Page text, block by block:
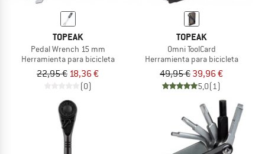
TOPEAK
Pedal Wrench 15 mm
Herramienta para bicicleta
22,95 € 18,36 €
(0)
TOPEAK
Omni ToolCard
Herramienta para bicicleta
49,95 € 39,96 €
5,0(1)